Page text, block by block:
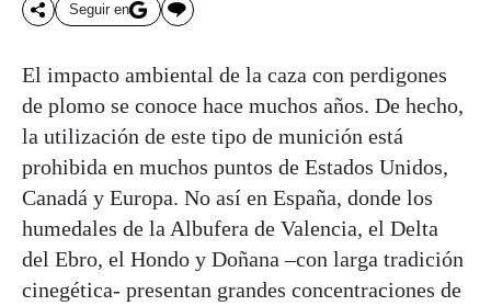
Seguir en
El impacto ambiental de la caza con perdigones
de plomo se conoce hace muchos años. De hecho,
la utilización de este tipo de munición está
prohibida en muchos puntos de Estados Unidos,
Canadá y Europa. No así en España, donde los
humedales de la Albufera de Valencia, el Delta
del Ebro, el Hondo y Doñana –con larga tradición
cinegética- presentan grandes concentraciones de